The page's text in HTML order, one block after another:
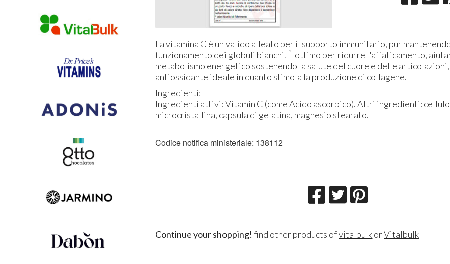
La vitamina C è un valido alleato per il supporto immunitario, pur
funzionamento dei globuli bianchi. È ottimo per ridurre l'affaticamento,
metabolismo energetico sostenendo la salute del cuore e delle
antiossidante ideale in quanto stimola la produzione di collagene.
Ingredienti:
Ingredienti attivi: Vitamin C (come Acido ascorbico). Altri ingredienti:
microcristallina, capsula di gelatina, magnesio stearato.
Codice notifica ministeriale: 138112
Continue your shopping! find other products ofvitalbulkorVitalbulk